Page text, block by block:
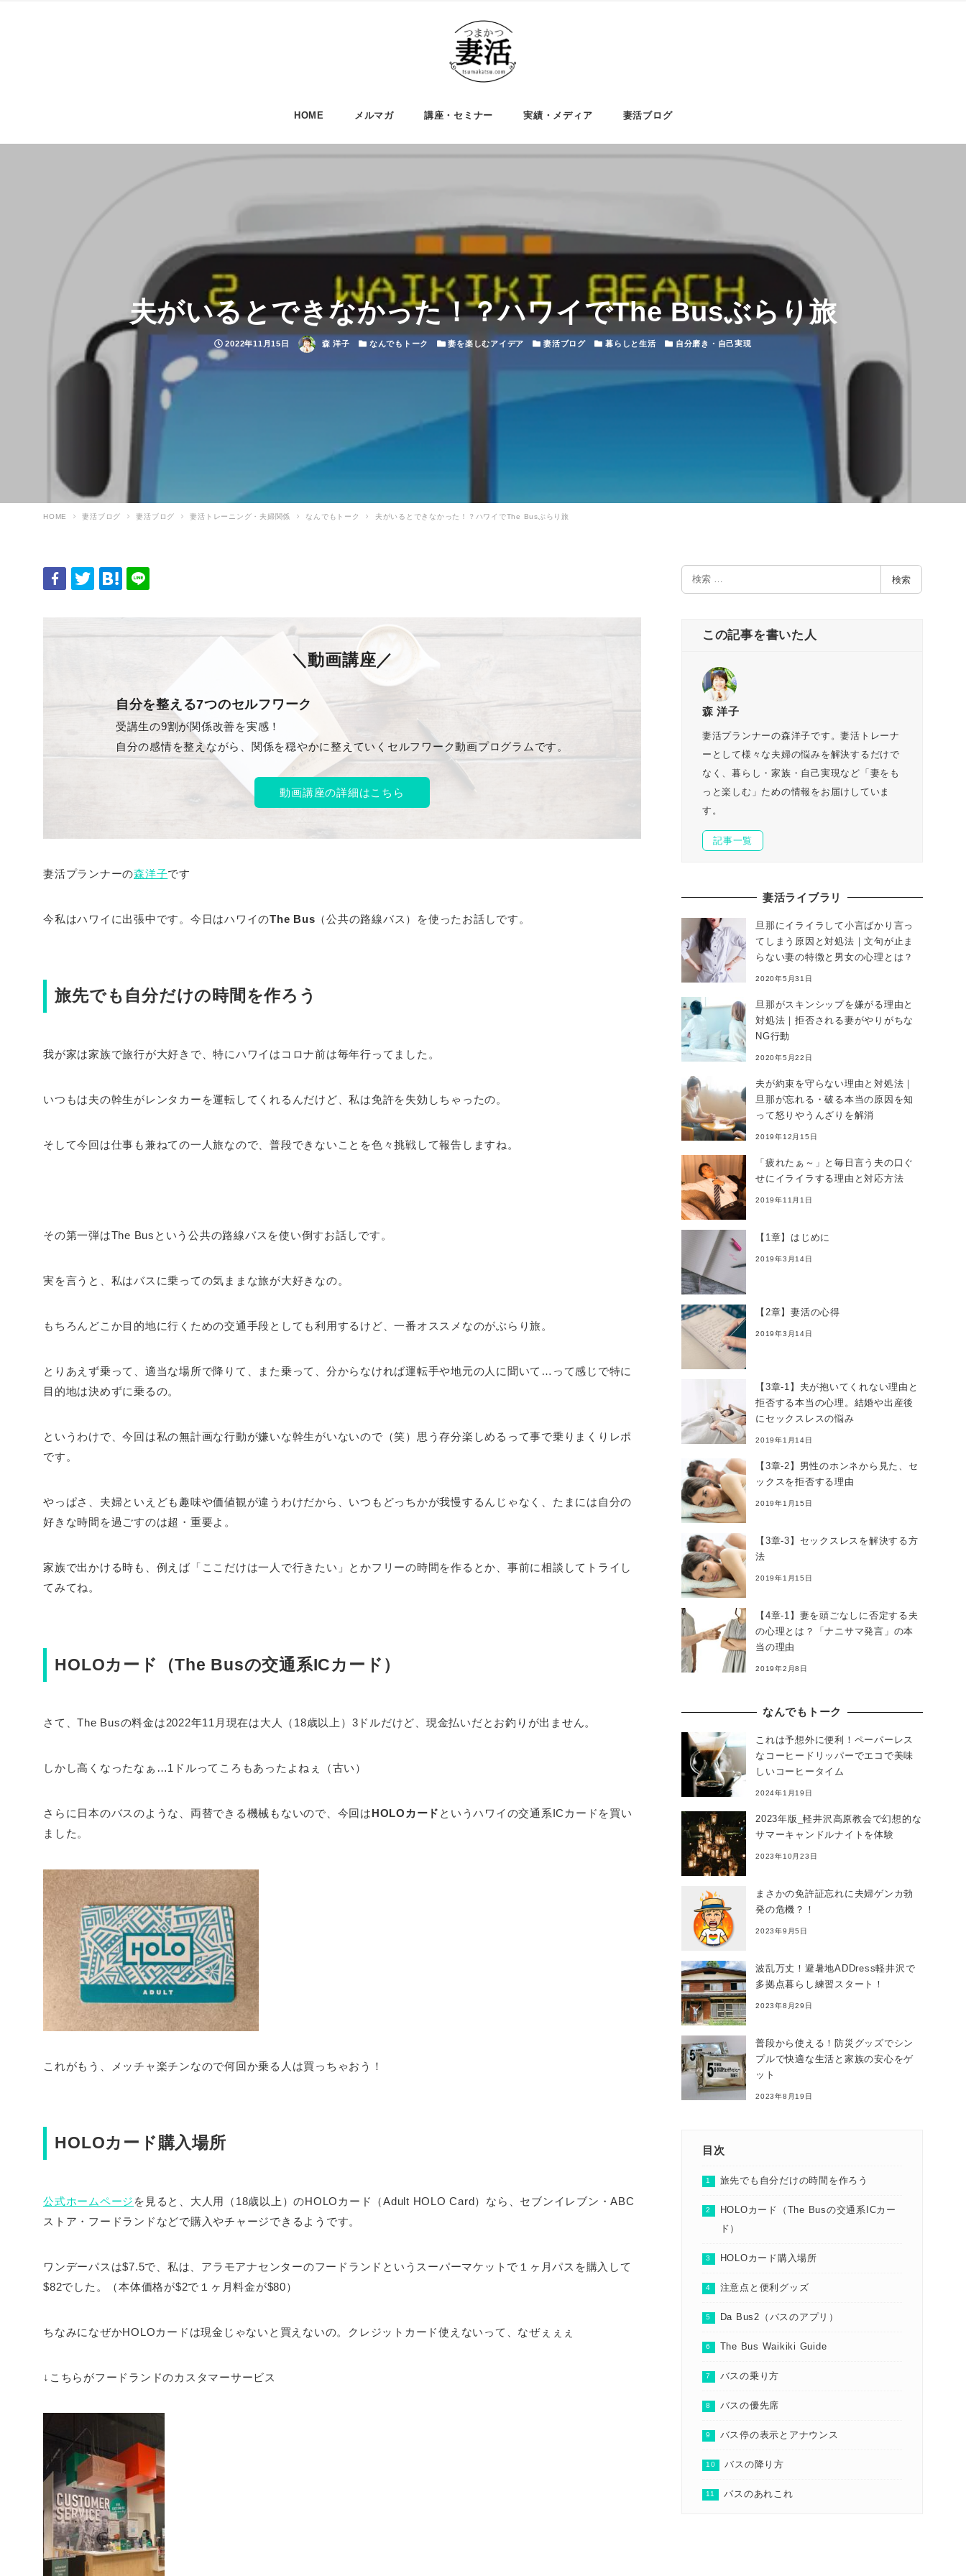
HOME メルマガ 講座・セミナー 実績・メディア 妻活ブログ
夫がいるとできなかった！？ハワイでThe Busぶらり旅
投稿日
2022年11月15日 著者 森 洋子 カテゴリー
なんでもトーク カテゴリー
妻を楽しむアイデア カテゴリー
妻活ブログ カテゴリー
暮らしと生活 カテゴリー
自分磨き・自己実現
HOME 妻活ブログ 妻活ブログ 妻活トレーニング・夫婦関係 なんでもトーク 夫がいるとできなかった！？ハワイでThe Busぶらり旅
＼動画講座／
自分を整える7つのセルフワーク
受講生の9割が関係改善を実感！
自分の感情を整えながら、関係を穏やかに整えていくセルフワーク動画プログラムです。
動画講座の詳細はこちら
妻活プランナーの森洋子です
今私はハワイに出張中です。今日はハワイのThe Bus （公共の路線バス）を使ったお話しです。
旅先でも自分だけの時間を作ろう
我が家は家族で旅行が大好きで、特にハワイはコロナ前は毎年行ってました。
いつもは夫の幹生がレンタカーを運転してくれるんだけど、私は免許を失効しちゃったの。
そして今回は仕事も兼ねての一人旅なので、普段できないことを色々挑戦して報告しますね。
その第一弾はThe Busという公共の路線バスを使い倒すお話しです。
実を言うと、私はバスに乗っての気ままな旅が大好きなの。
もちろんどこか目的地に行くための交通手段としても利用するけど、一番オススメなのがぶらり旅。
とりあえず乗って、適当な場所で降りて、また乗って、分からなければ運転手や地元の人に聞いて…って感じで特に
目的地は決めずに乗るの。
というわけで、今回は私の無計画な行動が嫌いな幹生がいないので（笑）思う存分楽しめるって事で乗りまくりレポ
です。
やっぱさ、夫婦といえども趣味や価値観が違うわけだから、いつもどっちかが我慢するんじゃなく、たまには自分の
好きな時間を過ごすのは超・重要よ。
家族で出かける時も、例えば「ここだけは一人で行きたい」とかフリーの時間を作るとか、事前に相談してトライし
てみてね。
HOLOカード（The Busの交通系ICカード）
さて、The Busの料金は2022年11月現在は大人（18歳以上）3ドルだけど、現金払いだとお釣りが出ません。
しかし高くなったなぁ…1ドルってころもあったよねぇ（古い）
さらに日本のバスのような、両替できる機械もないので、今回は HOLOカード というハワイの交通系ICカードを買い
ました。
これがもう、メッチャ楽チンなので何回か乗る人は買っちゃおう！
HOLOカード購入場所
公式ホームページ を見ると、大人用（18歳以上）のHOLOカード（Adult HOLO Card）なら、セブンイレブン・ABC
ストア・フードランドなどで購入やチャージできるようです。
ワンデーパスは$7.5で、私は、アラモアナセンターのフードランドというスーパーマケットで１ヶ月パスを購入して
$82でした。（本体価格が$2で１ヶ月料金が$80）
ちなみになぜかHOLOカードは現金じゃないと買えないの。クレジットカード使えないって、なぜぇぇぇ
↓こちらがフードランドのカスタマーサービス
索
検索
この記事を書いた人
森 洋子
妻活プランナーの森洋子です。妻活トレーナ
ーとして様々な夫婦の悩みを解決するだけで
なく、暮らし・家族・自己実現など「妻をも
っと楽しむ」ための情報をお届けしていま
す。
記事一覧
妻活ライブラリ
旦那にイライラして小言ばかり言っ
てしまう原因と対処法｜文句が止ま
らない妻の特徴と男女の心理とは？
2020年5月31日
旦那がスキンシップを嫌がる理由と
対処法｜拒否される妻がやりがちな
NG行動
2020年5月22日
夫が約束を守らない理由と対処法｜
旦那が忘れる・破る本当の原因を知
って怒りやうんざりを解消
2019年12月15日
「疲れたぁ～」と毎日言う夫の口ぐ
せにイライラする理由と対応方法
2019年11月1日
【1章】はじめに
2019年3月14日
【2章】妻活の心得
2019年3月14日
【3章-1】夫が抱いてくれない理由と
拒否する本当の心理。結婚や出産後
にセックスレスの悩み
2019年1月14日
【3章-2】男性のホンネから見た、セ
ックスを拒否する理由
2019年1月15日
【3章-3】セックスレスを解決する方
法
2019年1月15日
【4章-1】妻を頭ごなしに否定する夫
の心理とは？「ナニサマ発言」の本
当の理由
2019年2月8日
なんでもトーク
これは予想外に便利！ペーパーレス
なコーヒードリッパーでエコで美味
しいコーヒータイム
2024年1月19日
2023年版_軽井沢高原教会で幻想的な
サマーキャンドルナイトを体験
2023年10月23日
まさかの免許証忘れに夫婦ゲンカ勃
発の危機？！
2023年9月5日
波乱万丈！避暑地ADDress軽井沢で
多拠点暮らし練習スタート！
2023年8月29日
普段から使える！防災グッズでシン
プルで快適な生活と家族の安心をゲ
ット
2023年8月19日
目次
旅先でも自分だけの時間を作ろう
HOLOカード（The Busの交通系ICカー
ド）
HOLOカード購入場所
注意点と便利グッズ
Da Bus2（バスのアプリ）
The Bus Waikiki Guide
バスの乗り方
バスの優先席
バス停の表示とアナウンス
バスの降り方
バスのあれこれ